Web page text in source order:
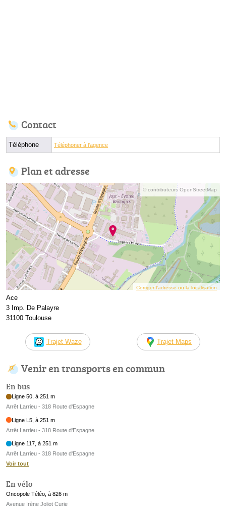
Contact
Téléphone Téléphoner à l'agence
Plan et adresse
© contributeurs OpenStreetMap
Corriger l’adresse ou la localisation
Ace
3 Imp. De Palayre
31100 Toulouse
Trajet Waze Trajet Maps
Venir en transports en commun
En bus
Ligne 50, à 251 m
Arrêt Larrieu - 318 Route d'Espagne
Ligne L5, à 251 m
Arrêt Larrieu - 318 Route d'Espagne
Ligne 117, à 251 m
Arrêt Larrieu - 318 Route d'Espagne
Voir tout
En vélo
Oncopole Téléo, à 826 m
Avenue Irène Joliot Curie